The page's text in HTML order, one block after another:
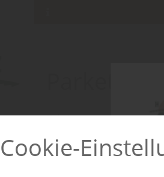
Edel,
Cookie-